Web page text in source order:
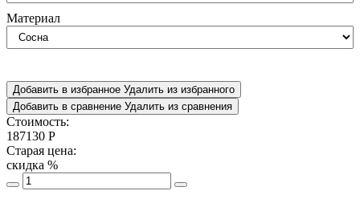
Материал
Добавить в избранное Удалить из избранного
Добавить в сравнение Удалить из сравнения
Стоимость:
187130 Р
Старая цена:
скидка %